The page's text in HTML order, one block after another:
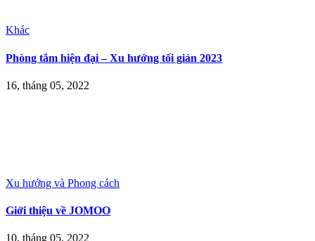
Khác
Phòng tắm hiện đại – Xu hướng tối giản 2023
16, tháng 05, 2022
Xu hướng và Phong cách
Giới thiệu về JOMOO
10, tháng 05, 2022